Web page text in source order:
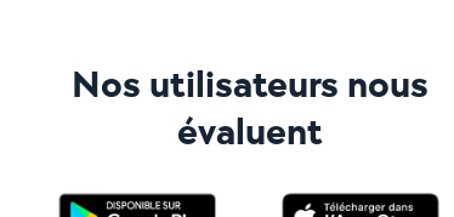
Nos utilisateurs nous
évaluent